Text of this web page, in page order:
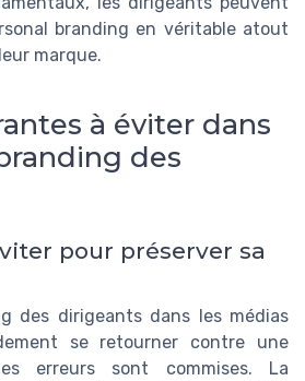
branding en véritable atout
marque.
à éviter dans
des
pour préserver sa
des dirigeants dans les médias
se retourner contre une
erreurs sont commises. La